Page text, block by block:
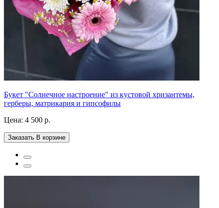
Букет "Солнечное настроение" из кустовой хризантемы,
герберы, матрикария и гипсофилы
Цена: 4 500 р.
Заказать В корзине